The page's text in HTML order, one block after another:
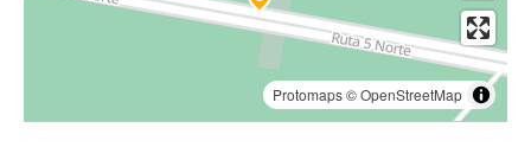
Protomaps©OpenStreetMap